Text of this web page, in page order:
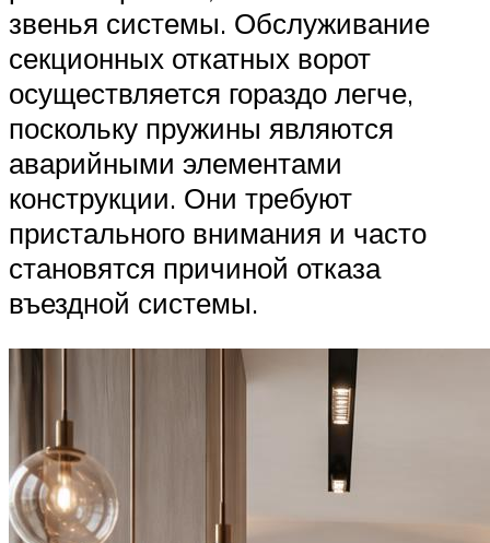
звенья системы. Обслуживание
секционных откатных ворот
осуществляется гораздо легче,
поскольку пружины являются
аварийными элементами
конструкции. Они требуют
пристального внимания и часто
становятся причиной отказа
въездной системы.